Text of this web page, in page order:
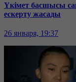
Үкімет басшысы
ескерту жасады
26 января, 19:37